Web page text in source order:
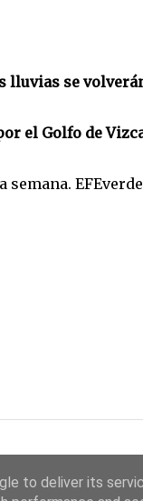
lluvias se
el Golfo de
EFEverde
to deliver its